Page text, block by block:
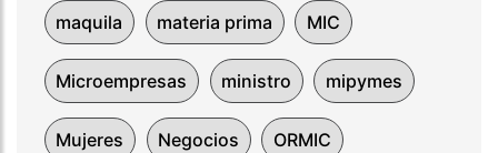
maquila materia prima MIC
Microempresas ministro mipymes
Mujeres Negocios ORMIC